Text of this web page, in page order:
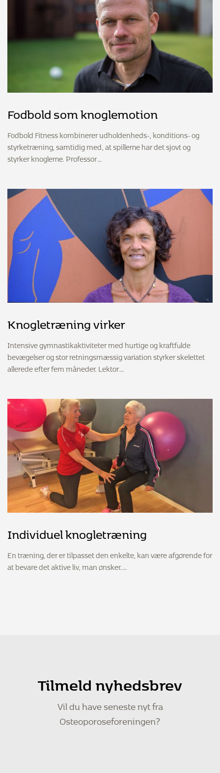
Fodbold som knoglemotion
Fodbold Fitness kombinerer udholdenheds-, konditions- og
styrketræning, samtidig med, at spillerne har det sjovt og
styrker knoglerne. Professor…
Knogletræning virker
Intensive gymnastikaktiviteter med hurtige og kraftfulde
bevægelser og stor retningsmæssig variation styrker skelettet
allerede efter fem måneder. Lektor…
Individuel knogletræning
En træning, der er tilpasset den enkelte, kan være afgørende for
at bevare det aktive liv, man ønsker.…
Tilmeld nyhedsbrev
Vil du have seneste nyt fra
Osteoporoseforeningen?